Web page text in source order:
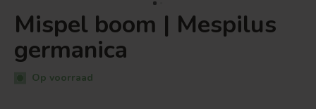
Mispel boom | Mespilus
germanica
Op voorraad